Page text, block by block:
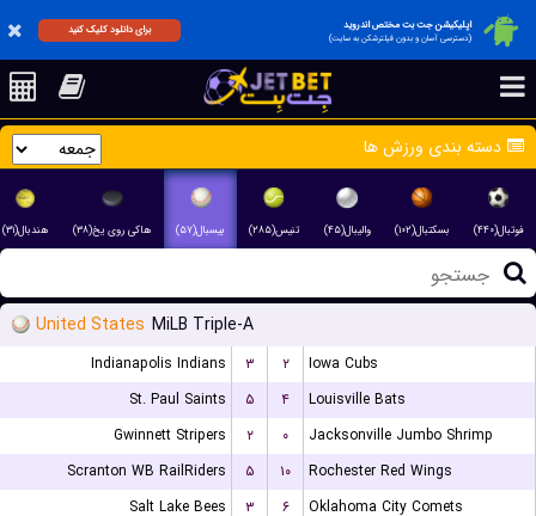
اپلیکیشن جت بت مختص اندروید
(دسترسی آسان و بدون فیلترشکن به سایت)
برای دانلود کلیک کنید
دسته بندی ورزش ها
فوتبال(۴۴۰) بسکتبال(۱۰۲) والیبال(۴۵) تنیس(۲۸۵) بیسبال(۵۷) هاکی روی یخ(۳۸) هندبال(۳۱)
United States MiLB Triple-A
Indianapolis Indians ۳ ۲
Iowa Cubs
St. Paul Saints
۵ ۴
Louisville Bats
Gwinnett Stripers
۲ ۰
Jacksonville Jumbo Shrimp
Scranton WB RailRiders
۵ ۱۰
Rochester Red Wings
Salt Lake Bees
۳ ۶
Oklahoma City Comets